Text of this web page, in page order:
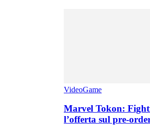
VideoGame
Marvel Tokon:
l’offerta sul pre-